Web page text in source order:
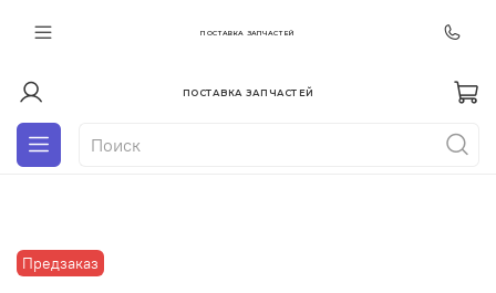
ПОСТАВКА ЗАПЧАСТЕЙ
ПОСТАВКА ЗАПЧАСТЕЙ
Предзаказ